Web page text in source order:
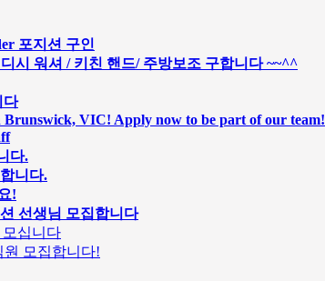
포지션 구인
시 워셔 / 키친 핸드/ 주방보조 구합니다 ~~^^
다
VIC! Apply now to be part of our team!
다.
니다.
!
선생님 모집합니다
모십니다
원 모집합니다!